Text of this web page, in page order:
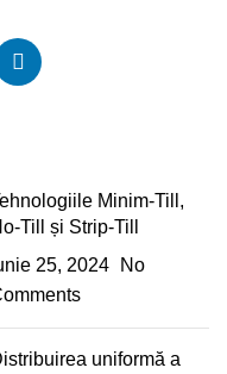
Minim-Till,
Till și Strip-Till
25, 2024
No
uniformă a